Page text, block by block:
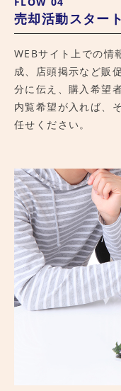
売却活動スタート
WEBサイト上での情
成、店頭掲示など販
分に伝え、購入希望
内覧希望が入れば、
任せください。